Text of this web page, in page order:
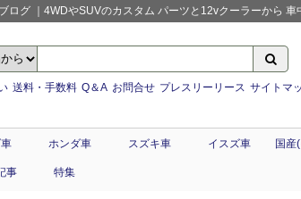
グ ｜4WDやSUVのカスタム パーツと12vクーラーから 車
送料・手数料 Q＆A お問合せ プレスリーリース サイトマ
ホンダ車 スズキ車 イスズ車 国産
事 特集